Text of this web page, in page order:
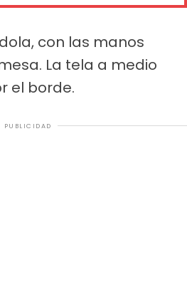
con las manos
La tela a medio
el borde.
PUBLICIDAD